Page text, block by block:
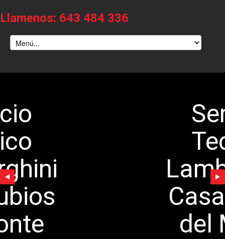
Llamenos: 643 484 336
Servicio
Tecnico
Lamborghini
Casarrubios
del Monte